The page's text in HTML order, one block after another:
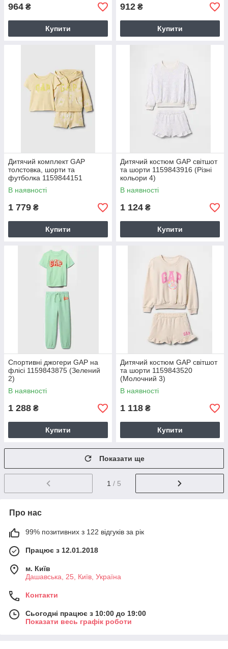
964 ₴
Купити
912 ₴
Купити
Дитячий комплект GAP
толстовка, шорти та
футболка 1159844151
(Жовтий 3)
В наявності
1 779 ₴
Купити
Дитячий костюм GAP світшот
та шорти 1159843916 (Різні
кольори 4)
В наявності
1 124 ₴
Купити
Спортивні джогери GAP на
флісі 1159843875 (Зелений
2)
В наявності
1 288 ₴
Купити
Дитячий костюм GAP світшот
та шорти 1159843520
(Молочний 3)
В наявності
1 118 ₴
Купити
Показати ще
1 / 5
Про нас
99% позитивних з 122 відгуків за рік
Працює з 12.01.2018
м. Київ
Дашавська, 25, Київ, Україна
Контакти
Сьогодні працює з 10:00 до 19:00
Показати весь графік роботи